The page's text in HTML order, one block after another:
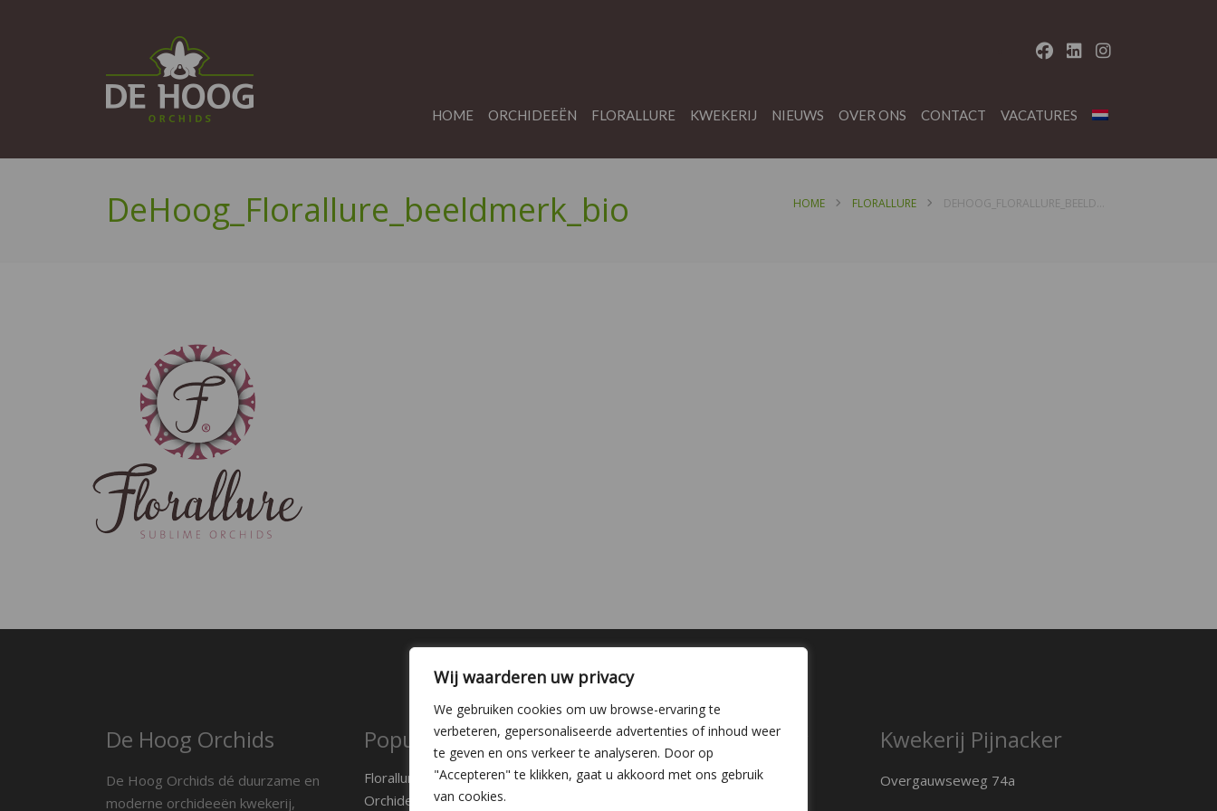
Wij waarderen uw privacy
We gebruiken cookies om uw browse-ervaring te
verbeteren, gepersonaliseerde advertenties of inhoud weer
te geven en ons verkeer te analyseren. Door op
"Accepteren" te klikken, gaat u akkoord met ons gebruik
van cookies.
HOME ORCHIDEEËN FLORALLURE KWEKERIJ NIEUWS OVER ONS CONTACT VACATURES
DeHoog_Florallure_beeldmerk_bio HOME FLORALLURE
De Hoog Orchids
De Hoog Orchids dé duurzame en
moderne orchideeën kwekerij,
Populaire pagina's
Florallure
Orchidee soorten
Kwekerij Delfgauw
Vrederustlaan 10
Kwekerij Pijnacker
Overgauwseweg 74a